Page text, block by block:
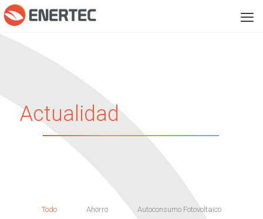
Actualidad
Todo Ahorro Autoconsumo Fotovoltaico